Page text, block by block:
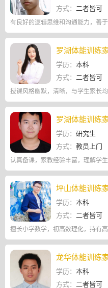
方式： 二者皆可
有良好的逻辑思维和沟通能力，善
罗湖体能训练
学历： 本科
方式： 二者皆可
授课风格幽默，清晰，与学生家长均
罗湖体能训练
学历： 研究生
方式： 教员上门
认真备课，家教经验丰富，理解学生
坪山体能训练
学历： 本科
方式： 二者皆可
擅长小学数学，初高数理化，持有
龙华体能训练
学历： 本科
方式： 二者皆可